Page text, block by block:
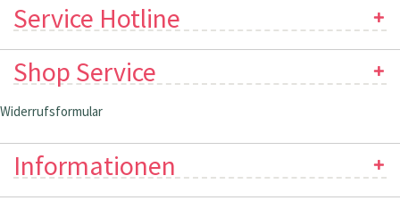
Service Hotline
Shop Service
Widerrufsformular
Informationen